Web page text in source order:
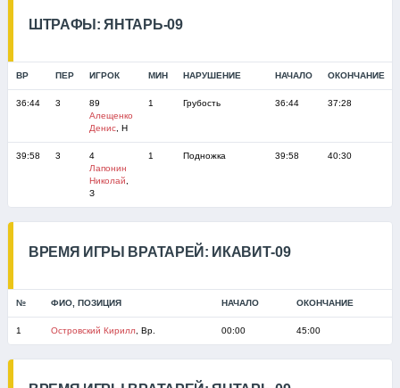
ШТРАФЫ: ЯНТАРЬ-09
ВР ПЕР ИГРОК МИН НАРУШЕНИЕ НАЧАЛО ОКОНЧАНИЕ
36:44 3
89
Алещенко
Денис, Н
1 Грубость 36:44 37:28
39:58 3
4
Лапонин
Николай
З
1 Подножка 39:58 40:30
ВРЕМЯ ИГРЫ ВРАТАРЕЙ: ИКАВИТ-09
№ ФИО, ПОЗИЦИЯ НАЧАЛО ОКОНЧАНИЕ
1 Островский Кирилл, Вр. 00:00 45:00